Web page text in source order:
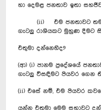
හා දෙමළ ජනතාව ඉතා
(ii) එම ජනතාවට තම
ගැටලු රාශියකට මුහුණ දීමට
එතුමා දන්නෙහිද?
(ආ) (i) පානම ප‍්‍රදේශයේ
ගැටලු විසඳීමට පියවර ගෙන
(ii) එසේ නම්, එම පියවර
යන්න එතුමා මෙම සභාවට